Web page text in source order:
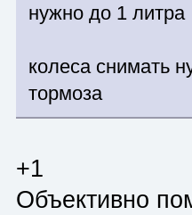
нужно до 1 литра
колеса снимать
тормоза
+1
Объективно